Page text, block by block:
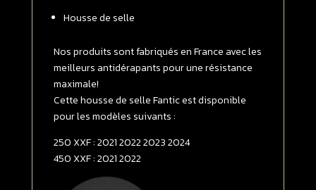
2024
450
XXF
2021
-
>
Noire
|
Rouge
Housse de selle
Nos produits sont fabriqués en France avec les
meilleurs antidérapants pour une résistance
maximale!
Cette housse de selle Fantic est disponible
pour les modèles suivants :
250 XXF : 2021 2022 2023 2024
450 XXF : 2021 2022